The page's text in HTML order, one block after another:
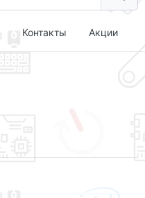
Контакты Акции